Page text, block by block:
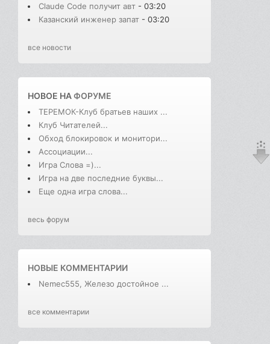
Claude Code получит авт - 03:20
Казанский инженер запат - 03:20
все новости
НОВОЕ НАФОРУМЕ
ТЕРЕМОК-Клуб братьев наших ...
Клуб Читателей...
Обход блокировок и монитори...
Ассоциации...
Игра Слова =)...
Игра на две последние буквы...
Еще одна игра слова...
весь форум
НОВЫЕ КОММЕНТАРИИ
Nemec555, Железо достойное ...
все комментарии